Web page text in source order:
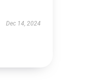
Dec 14, 2024